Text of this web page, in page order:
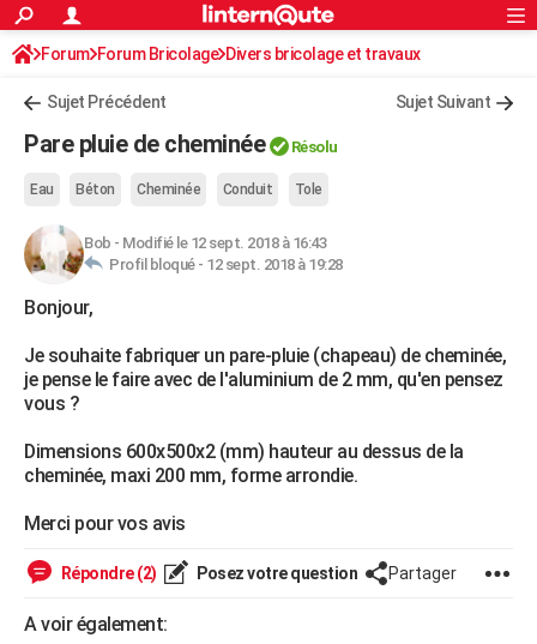
ACTUALITÉS
Politique
Société
Faits Divers
Education
Monde
Villes
+
AUTO
Essais
Réserver un essai
Citadines
Berlines
SUV
Forum auto
+HIGH-TECH
Mobiles
Meilleur smartphone
Internet
Ordinateurs
Jeux vidéo
Guide high-tech
+BRICOLAGE
Forum
Aménagement intérieur
Extérieur
Cuisine
Salle de bains
Jardinage
Rangement
WEEK-END
Guides de France
Escapades
Patrimoine
Expositions
Musées
Week-end nature
+
Art de vivre
Bien-être
Loisirs
Mode
Modes de vie
SANTE
Alimentation
Guide de la santé
Maladies
Médicaments
Sommeil
VOYAGE
Destinations
City break
Voyage nature
Voyage de noces
Forum
Climat
PHOTO
GUIDES D'ACHAT
Rechercher
S'inscrire
Connexion
Forum Forum Bricolage Divers bricolage et travaux
Sujet Précédent Sujet Suivant
Pare pluie de cheminée Résolu
Eau Béton Cheminée Conduit Tole
Bob - Modifié le 12 sept. 2018 à 16:43
Profil bloqué - 12 sept. 2018 à 19:28
Bonjour,
Je souhaite fabriquer un pare-pluie (chapeau) de cheminée,
je pense le faire avec de l'aluminium de 2 mm, qu'en pensez
vous ?
Dimensions 600x500x2 (mm) hauteur au dessus de la
cheminée, maxi 200 mm, forme arrondie.
Merci pour vos avis
Répondre (2) Posez votre question Partager
A voir également: